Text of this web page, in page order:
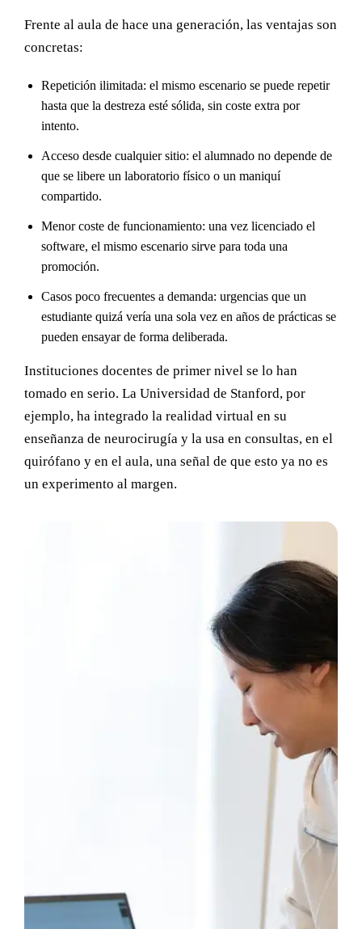
Frente al aula de hace una generación, las ventajas son
concretas:
Repetición ilimitada: el mismo escenario se puede repetir
hasta que la destreza esté sólida, sin coste extra por
intento.
Acceso desde cualquier sitio: el alumnado no depende de
que se libere un laboratorio físico o un maniquí
compartido.
Menor coste de funcionamiento: una vez licenciado el
software, el mismo escenario sirve para toda una
promoción.
Casos poco frecuentes a demanda: urgencias que un
estudiante quizá vería una sola vez en años de prácticas se
pueden ensayar de forma deliberada.
Instituciones docentes de primer nivel se lo han
tomado en serio. La Universidad de Stanford, por
ejemplo, ha integrado la realidad virtual en su
enseñanza de neurocirugía y la usa en consultas, en el
quirófano y en el aula, una señal de que esto ya no es
un experimento al margen.